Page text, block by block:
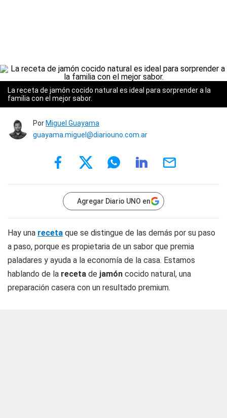
La receta de jamón cocido natural es ideal para sorprender a la
familia con el mejor sabor.
Por Miguel Guayama
guayama.miguel@diariouno.com.ar
Agregar Diario UNO en
Hay una receta que se distingue de las demás por su paso
a paso, porque es propietaria de un sabor que premia
paladares y ayuda a la economía de la casa. Estamos
hablando de la receta de jamón cocido natural, una
preparación casera con un resultado premium.